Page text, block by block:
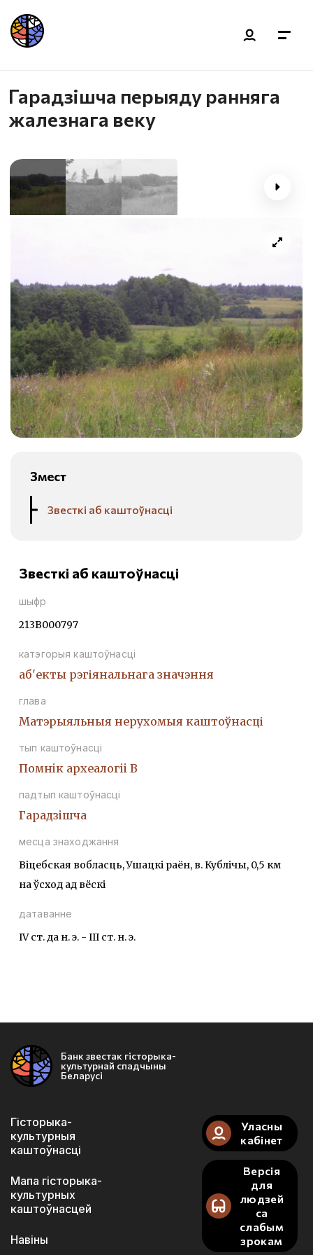
Гарадзішча перыяду ранняга
жалезнага веку
Змест
Звесткі аб каштоўнасці
Звесткі аб каштоўнасці
шыфр
213В000797
катэгорыя каштоўнасці
аб'екты рэгіянальнага значэння
глава
Матэрыяльныя нерухомыя каштоўнасці
тып каштоўнасці
Помнiк археалогii В
падтып каштоўнасці
Гарадзiшча
месца знаходжання
Віцебская вобласць, Ушацкі раён, в. Кублічы, 0,5 км
на ўсход ад вёскі
датаванне
IV ст. да н. э. - III ст. н. э.
Банк звестак гісторыка-
культурнай спадчыны
Беларусі
Гісторыка-
культурныя
каштоўнасці
Мапа гісторыка-
культурных
каштоўнасцей
Навіны
Уласны
кабінет
Версія
для
людзей
са
слабым
зрокам